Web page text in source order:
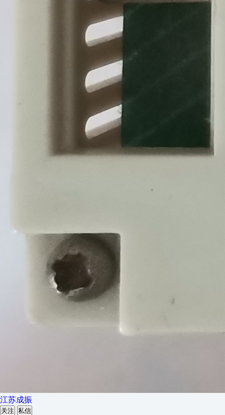
江苏成振
关注 私信